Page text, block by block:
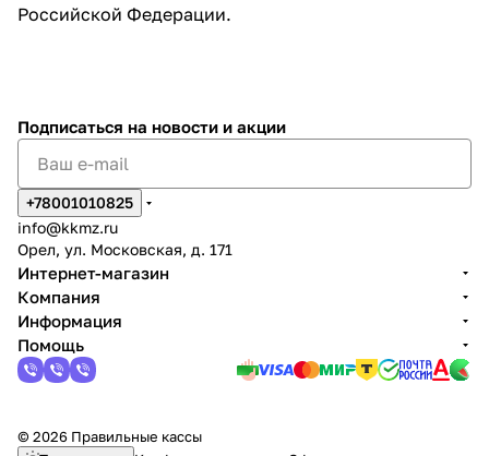
Российской Федерации.
Подписаться на новости и акции
+78001010825
info@kkmz.ru
Орел, ул. Московская, д. 171
Интернет-магазин
Компания
Информация
Помощь
© 2026 Правильные кассы